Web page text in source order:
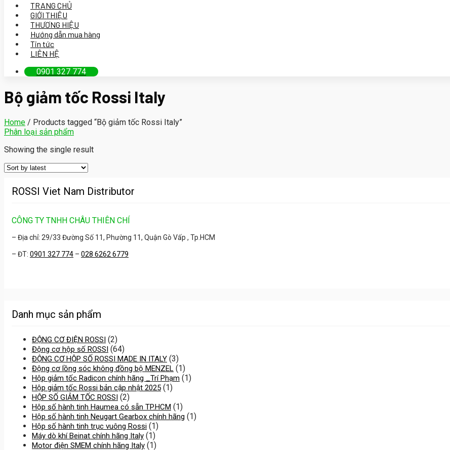
TRANG CHỦ
GIỚI THIỆU
THƯƠNG HIỆU
Hướng dẫn mua hàng
Tin tức
LIÊN HỆ
0901 327 774
Bộ giảm tốc Rossi Italy
Home / Products tagged “Bộ giảm tốc Rossi Italy”
Phân loại sản phẩm
Showing the single result
ROSSI Viet Nam Distributor
CÔNG TY TNHH CHÂU THIÊN CHÍ
– Địa chỉ: 29/33 Đường Số 11, Phường 11, Quận Gò Vấp , Tp.HCM
– ĐT: 0901 327 774 – 028 6262 6779
Danh mục sản phẩm
ĐỘNG CƠ ĐIỆN ROSSI (2)
Động cơ hộp số ROSSI (64)
ĐỘNG CƠ HỘP SỐ ROSSI MADE IN ITALY (3)
Động cơ lồng sóc không đồng bộ MENZEL (1)
Hộp giảm tốc Radicon chính hãng _Trí Phạm (1)
Hộp giảm tốc Rossi bản cập nhật 2025 (1)
HỘP SỐ GIẢM TỐC ROSSI (2)
Hộp số hành tinh Haumea có sẵn TP.HCM (1)
Hộp số hành tinh Neugart Gearbox chính hãng (1)
Hộp số hành tinh trục vuông Rossi (1)
Máy dò khí Beinat chính hãng Italy (1)
Motor điện SMEM chính hãng Italy (1)